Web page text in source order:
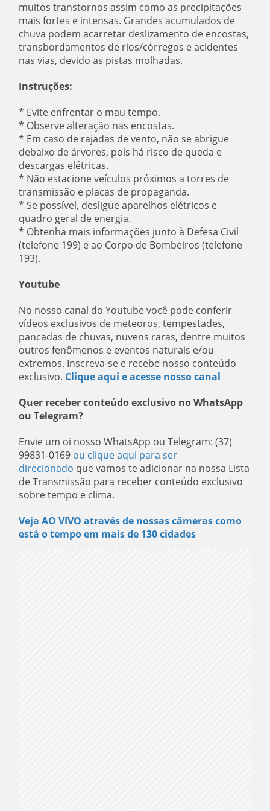
muitos transtornos assim como as precipitações
mais fortes e intensas. Grandes acumulados de
chuva podem acarretar deslizamento de encostas,
transbordamentos de rios/córregos e acidentes
nas vias, devido as pistas molhadas.
Instruções:
* Evite enfrentar o mau tempo.
* Observe alteração nas encostas.
* Em caso de rajadas de vento, não se abrigue
debaixo de árvores, pois há risco de queda e
descargas elétricas.
* Não estacione veículos próximos a torres de
transmissão e placas de propaganda.
* Se possível, desligue aparelhos elétricos e
quadro geral de energia.
* Obtenha mais informações junto à Defesa Civil
(telefone 199) e ao Corpo de Bombeiros (telefone
193).
Youtube
No nosso canal do Youtube você pode conferir
vídeos exclusivos de meteoros, tempestades,
pancadas de chuvas, nuvens raras, dentre muitos
outros fenômenos e eventos naturais e/ou
extremos. Inscreva-se e recebe nosso conteúdo
exclusivo. Clique aqui e acesse nosso canal
Quer receber conteúdo exclusivo no WhatsApp
ou Telegram?
Envie um oi nosso WhatsApp ou Telegram: (37)
99831-0169 ou clique aqui para ser
direcionado que vamos te adicionar na nossa Lista
de Transmissão para receber conteúdo exclusivo
sobre tempo e clima.
Veja AO VIVO através de nossas câmeras como
está o tempo em mais de 130 cidades